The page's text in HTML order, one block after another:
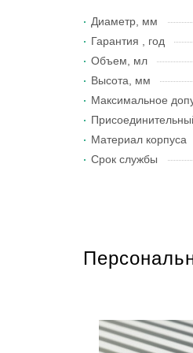
Диаметр, мм
Гарантия , год
Объем, мл
Высота, мм
Максимальное
Материал корпуса
Срок службы